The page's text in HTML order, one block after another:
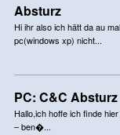
Absturz
Hi ihr also ich hätt da au
pc(windows xp) nicht...
PC: C&C Absturz
Hallo,ich hoffe ich finde
– ben�...